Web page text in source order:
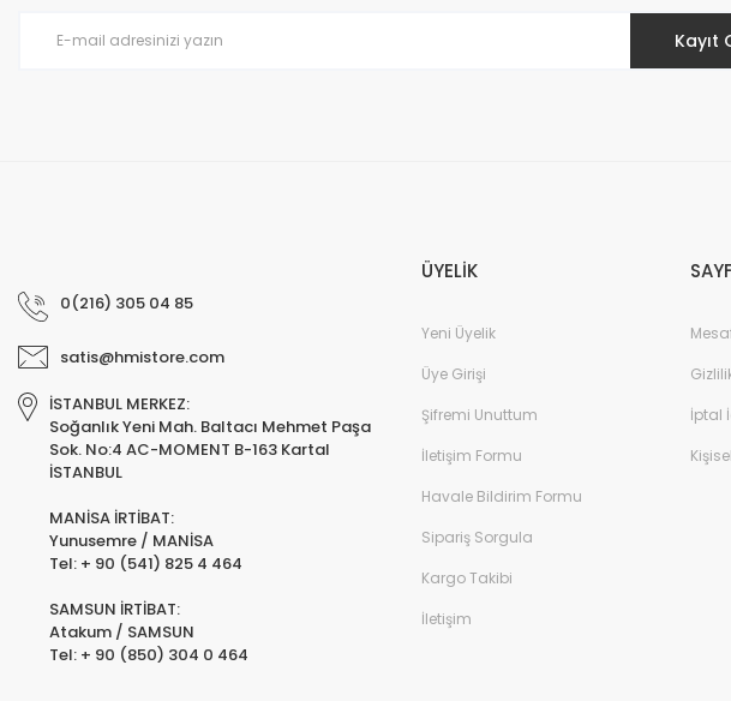
Kayıt
0(216) 305 04 85
satis@hmistore.com
İSTANBUL MERKEZ:
Soğanlık Yeni Mah. Baltacı Mehmet Paşa
Sok. No:4 AC-MOMENT B-163 Kartal
İSTANBUL
MANİSA İRTİBAT:
Yunusemre / MANİSA
Tel: + 90 (541) 825 4 464
SAMSUN İRTİBAT:
Atakum / SAMSUN
Tel: + 90 (850) 304 0 464
ÜYELİK
Yeni Üyelik
Üye Girişi
Şifremi Unuttum
İletişim Formu
Havale Bildirim Formu
Sipariş Sorgula
Kargo Takibi
İletişim
İptal